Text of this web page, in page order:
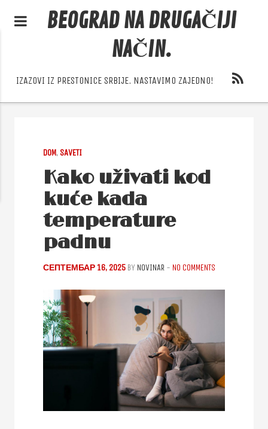
BEOGRAD NA DRUGAČIJI
NAČIN.
IZAZOVI IZ PRESTONICE SRBIJE. NASTAVIMO ZAJEDNO!
DOM, SAVETI
Kako uživati kod
kuće kada
temperature
padnu
СЕПТЕМБАР 16, 2025 BY NOVINAR - NO COMMENTS